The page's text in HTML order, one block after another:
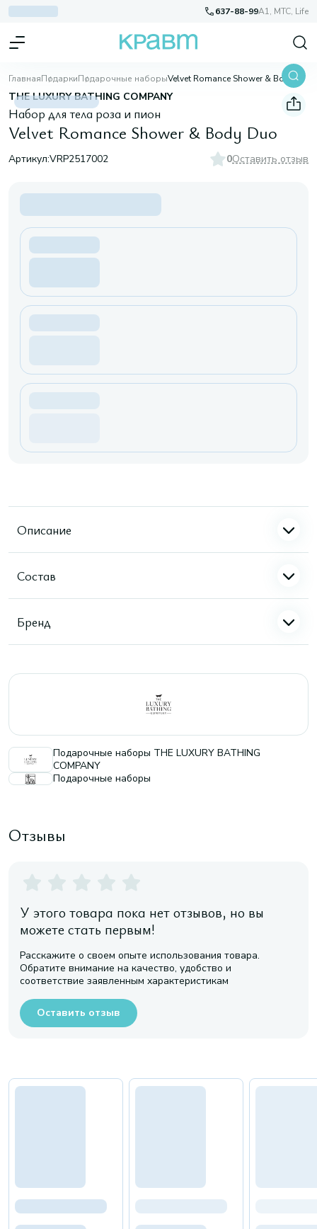
637-88-99A1, МТС, Life
ГлавнаяПодаркиПодарочные наборы Velvet Romance Shower & Body Duo
THE LUXURY BATHING COMPANY
Набор для тела роза и пион
Velvet Romance Shower & Body Duo
Артикул:VRP2517002 0Оставить отзыв
Описание
Состав
Бренд
Подарочные наборы THE LUXURY BATHING
COMPANY
Подарочные наборы
Отзывы
У этого товара пока нет отзывов, но вы
можете стать первым!
Расскажите о своем опыте использования товара.
Обратите внимание на качество, удобство и
соответствие заявленным характеристикам
Оставить отзыв